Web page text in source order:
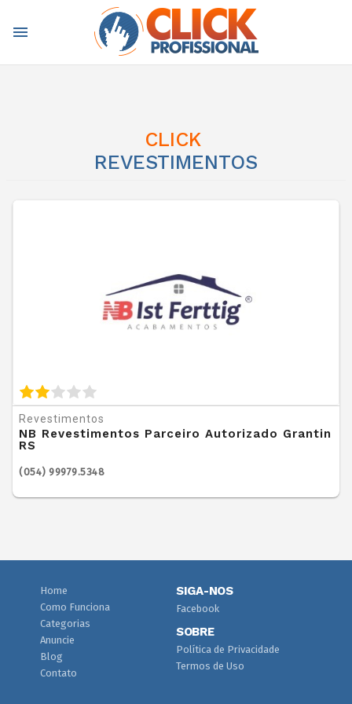
menu
CLICK
REVESTIMENTOS
Revestimentos
NB Revestimentos Parceiro Autorizado Grantin
RS
(054) 99979.5348
Home
Como Funciona
Categorias
Anuncie
Blog
Contato
SIGA-NOS
Facebook
SOBRE
Política de Privacidade
Termos de Uso